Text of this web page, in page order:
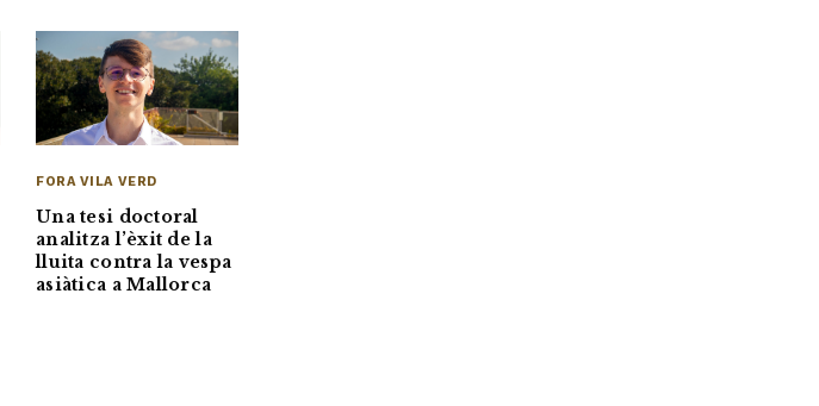
FORA VILA VERD
Una tesi doctoral
analitza l’èxit de la
lluita contra la vespa
asiàtica a Mallorca